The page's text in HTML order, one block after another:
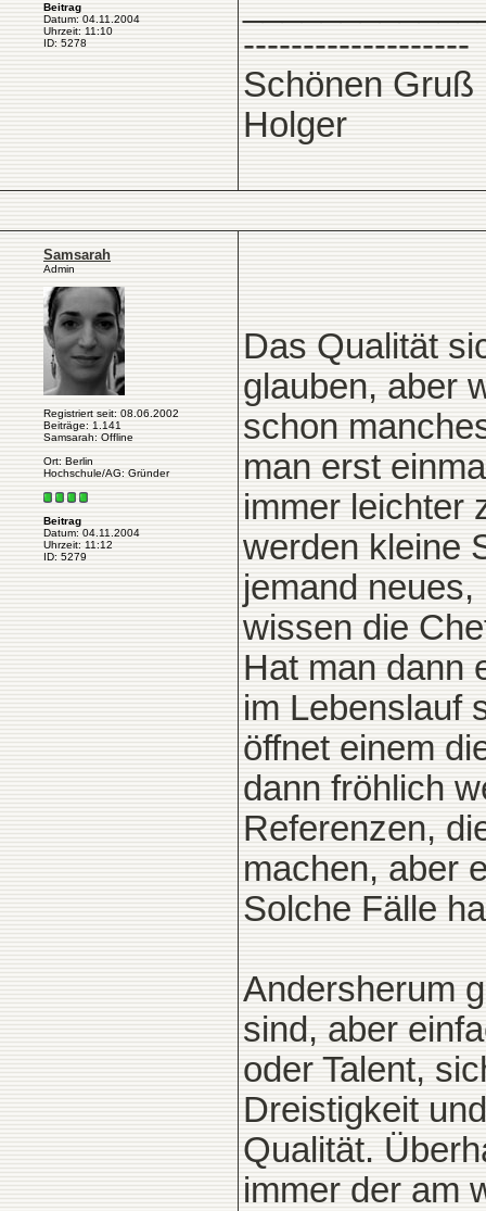
Beitrag
Datum: 04.11.2004
Uhrzeit: 11:10
ID: 5278
-------------------
Schönen Gruß
Holger
Samsarah
Admin
Registriert seit: 08.06.2002
Beiträge: 1.141
Samsarah: Offline
Ort: Berlin
Hochschule/AG: Gründer
Beitrag
Datum: 04.11.2004
Uhrzeit: 11:12
ID: 5279
Das Qualität
glauben, aber
schon
man erst
immer leichter
werden kleine
jemand
wissen die
Hat man dann
im Lebenslauf
öffnet einem
dann fröhlich
Referenzen,
machen, aber
Solche Fälle
Andersherum
sind, aber
oder Talent,
Dreistigkeit
Qualität.
immer der am